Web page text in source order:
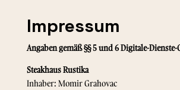
Impressum
Angaben gemäß §§ 5 und 6 Digitale-Dienste-
Steakhaus Rustika
Inhaber: Momir Grahovac